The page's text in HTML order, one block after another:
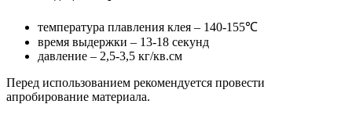
температура плавления клея – 140-155℃
время выдержки – 13-18 секунд
давление – 2,5-3,5 кг/кв.см
Перед использованием рекомендуется провести
апробирование материала.